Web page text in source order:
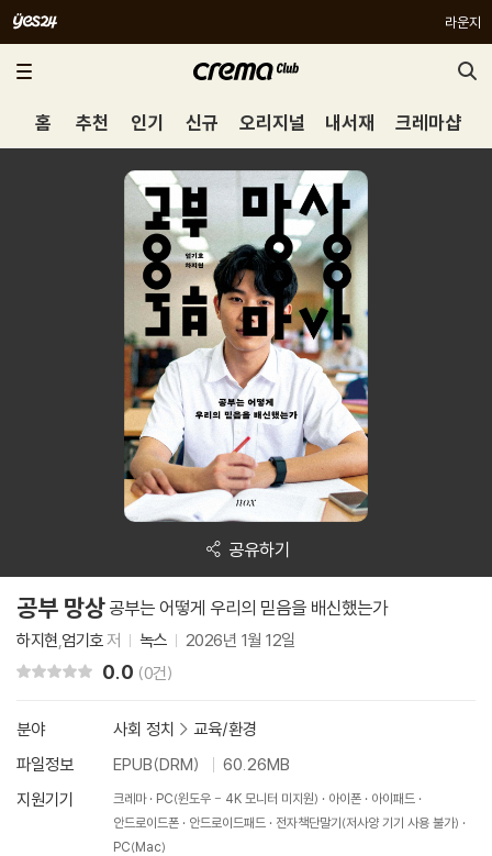
라운지
홈 추천 인기 신규 오리지널 내서재 크레마샵
공유하기
공부 망상 공부는 어떻게 우리의 믿음을 배신했는가
하지현 엄기호저 녹스 2026년 1월 12일
0.0 (0건)
분야 사회 정치 > 교육/환경
파일정보
EPUB(DRM)
60.26MB
지원기기
크레마 PC(윈도우 - 4K 모니터 미지원) 아이폰
아이패드
안드로이드폰
안드로이드패드
전자책단말기(저사양 기기 사용 불가)
PC(Mac)